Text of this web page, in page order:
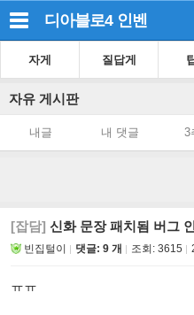
디아블로4 인벤
자게 질답게
자유 게시판
내글 내 댓글 3
[잡담] 신화 문장 패치됨 버그
빈집털이 댓글: 9 개 조회: 3615
ㅠㅠ